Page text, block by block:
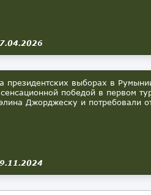
президентских выборах в
победой в первом
Джорджеску и потребовали